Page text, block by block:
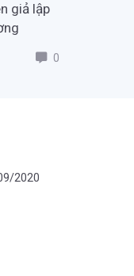
giả lập
0
2020